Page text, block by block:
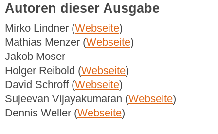
Autoren dieser Ausgabe
Mirko Lindner (Webseite)
Mathias Menzer (Webseite)
Jakob Moser
Holger Reibold (Webseite)
David Schroff (Webseite)
Sujeevan Vijayakumaran (Webseite)
Dennis Weller (Webseite)